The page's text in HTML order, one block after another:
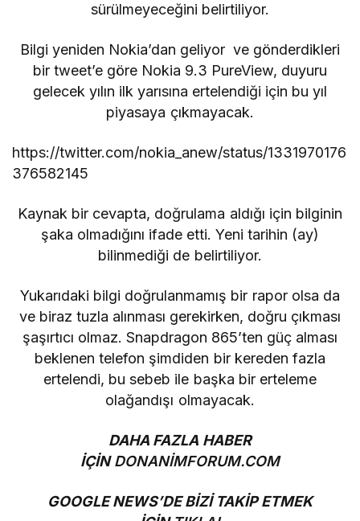
sürülmeyeceğini belirtiliyor.
Bilgi yeniden Nokia’dan geliyor ve gönderdikleri
bir tweet’e göre Nokia 9.3 PureView, duyuru
gelecek yılın ilk yarısına ertelendiği için bu yıl
piyasaya çıkmayacak.
https://twitter.com/nokia_anew/status/1331970176
376582145
Kaynak bir cevapta, doğrulama aldığı için bilginin
şaka olmadığını ifade etti. Yeni tarihin (ay)
bilinmediği de belirtiliyor.
Yukarıdaki bilgi doğrulanmamış bir rapor olsa da
ve biraz tuzla alınması gerekirken, doğru çıkması
şaşırtıcı olmaz. Snapdragon 865’ten güç alması
beklenen telefon şimdiden bir kereden fazla
ertelendi, bu sebeb ile başka bir erteleme
olağandışı olmayacak.
DAHA FAZLA HABER
İÇİNDONANİMFORUM.COM
GOOGLE NEWS’DE BİZİ TAKİP ETMEK